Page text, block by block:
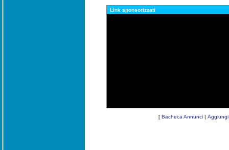
Link sponsorizzati
[ Bacheca Annunci|